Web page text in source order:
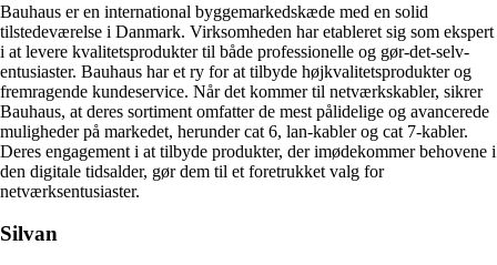
Bauhaus er en international byggemarkedskæde med en solid
tilstedeværelse i Danmark. Virksomheden har etableret sig som ekspert
i at levere kvalitetsprodukter til både professionelle og gør-det-selv-
entusiaster. Bauhaus har et ry for at tilbyde højkvalitetsprodukter og
fremragende kundeservice. Når det kommer til netværkskabler, sikrer
Bauhaus, at deres sortiment omfatter de mest pålidelige og avancerede
muligheder på markedet, herunder cat 6, lan-kabler og cat 7-kabler.
Deres engagement i at tilbyde produkter, der imødekommer behovene i
den digitale tidsalder, gør dem til et foretrukket valg for
netværksentusiaster.
Silvan